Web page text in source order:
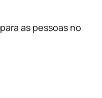
as pessoas no